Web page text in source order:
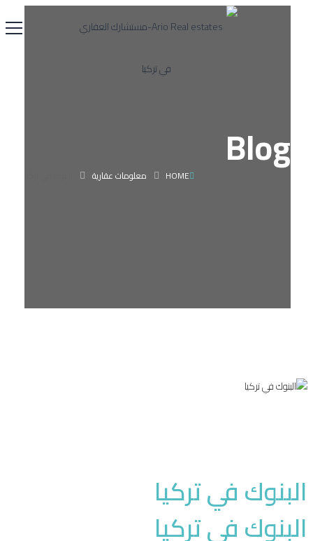
Blog
HOME معلومات عقارية
البنوك في تركيا
البنوك في تركيا